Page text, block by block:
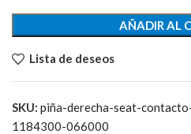
AÑADIR AL
Lista de deseos
SKU: piña-derecha-seat-
1184300-066000